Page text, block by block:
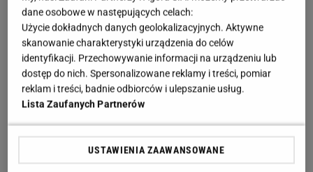
Ten quiz wiedzy ogólnej odsieje inteligentnych i
oczytanych od reszty
Łatwy quiz o gotowaniu. Nie musisz być szefem
kuchni, by zdobyć 9/9
dane osobowe w następujących celach:
Użycie dokładnych danych geolokalizacyjnych. Aktywne
skanowanie charakterystyki urządzenia do celów
identyfikacji. Przechowywanie informacji na urządzeniu lub
dostęp do nich. Spersonalizowane reklamy i treści, pomiar
reklam i treści, badnie odbiorców i ulepszanie usług.
Lista Zaufanych Partnerów
USTAWIENIA ZAAWANSOWANE